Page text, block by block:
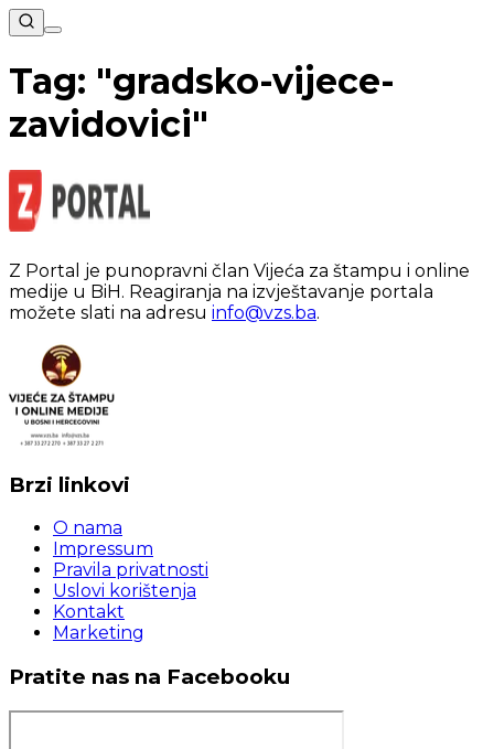
Tag: "gradsko-vijece-
zavidovici"
Z Portal je punopravni član Vijeća za štampu i online
medije u BiH. Reagiranja na izvještavanje portala
možete slati na adresu info@vzs.ba.
Brzi linkovi
O nama
Impressum
Pravila privatnosti
Uslovi korištenja
Kontakt
Marketing
Pratite nas na Facebooku